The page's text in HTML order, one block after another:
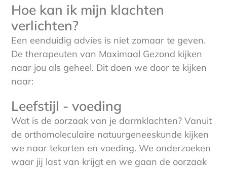
Hoe kan ik mijn klachten
verlichten?
Een eenduidig advies is niet zomaar te geven.
De therapeuten van Maximaal Gezond kijken
naar jou als geheel. Dit doen we door te kijken
naar:
Leefstijl - voeding
Wat is de oorzaak van je darmklachten? Vanuit
de orthomoleculaire natuurgeneeskunde kijken
we naar tekorten en voeding. We onderzoeken
waar jij last van krijgt en we gaan de oorzaak